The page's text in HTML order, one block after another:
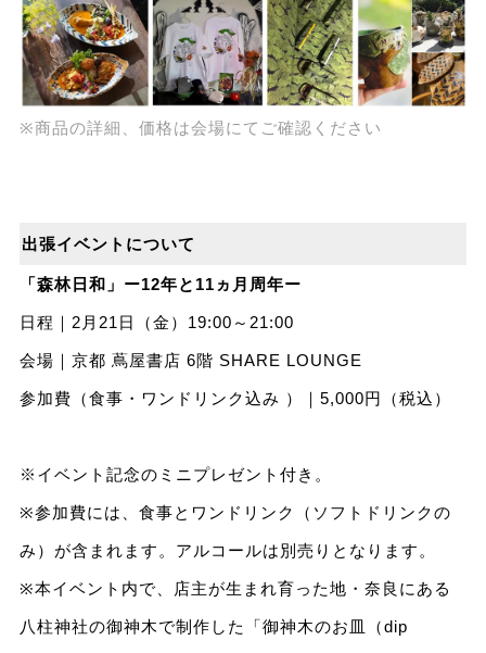
※商品の詳細、価格は会場にてご確認ください
出張イベントについて
「森林日和」ー12年と11ヵ月周年ー
日程｜2月21日（金）19:00～21:00
会場｜京都 蔦屋書店 6階 SHARE LOUNGE
参加費（食事・ワンドリンク込み ）｜5,000円（税込）
※イベント記念のミニプレゼント付き。
※参加費には、食事とワンドリンク（ソフトドリンクの
み）が含まれます。アルコールは別売りとなります。
※本イベント内で、店主が生まれ育った地・奈良にある
八柱神社の御神木で制作した「御神木のお皿（dip